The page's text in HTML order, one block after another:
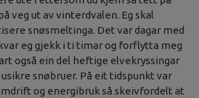
veg ut av vinterdvalen. Eg skal
snøsmeltinga. Det var dagar med
eg gjekk i ti timar og forflytta meg
også ein del heftige elvekryssingar
snøbruer. På eit tidspunkt var
og energibruk så skeivfordelt at